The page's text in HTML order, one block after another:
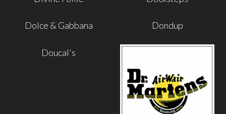
Dolce & Gabbana Dondup
Doucal's